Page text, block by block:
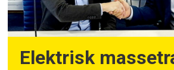
Elektrisk